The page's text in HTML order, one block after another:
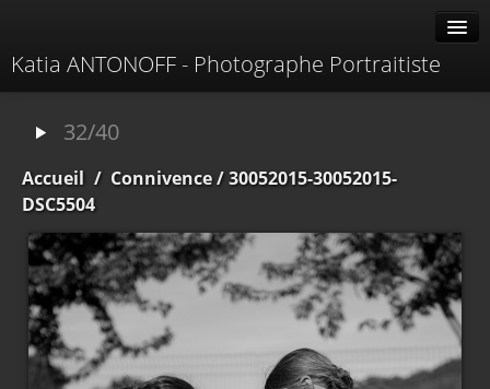
Katia ANTONOFF - Photographe Portraitiste
À propos
Contacter
32/40
Accueil / Connivence/ 30052015-30052015-
DSC5504